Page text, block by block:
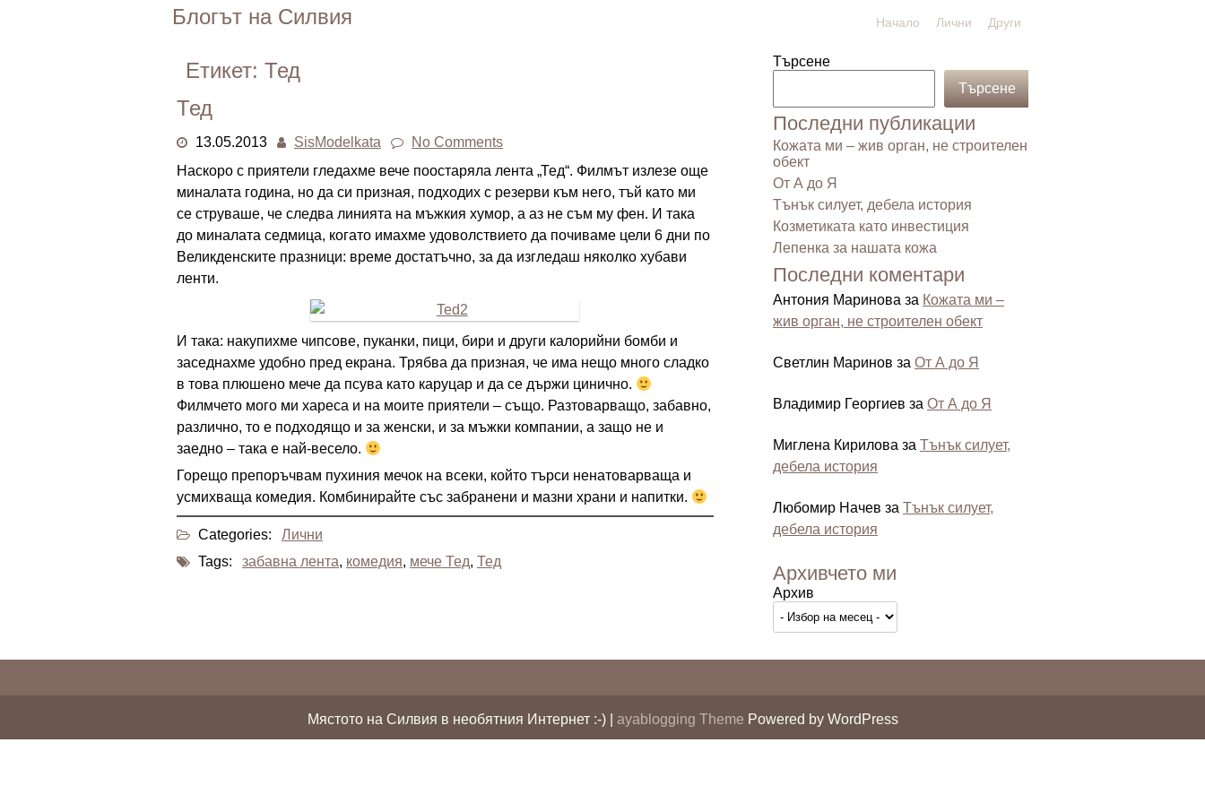
Блогът на Силвия Начало Лични Други
Етикет: Тед
Тед
13.05.2013 SisModelkata
No Comments
Наскоро с приятели гледахме вече поостаряла лента „Тед“. Филмът излезе още
миналата година, но да си призная, подходих с резерви към него, тъй като ми
се струваше, че следва линията на мъжкия хумор, а аз не съм му фен. И така
до миналата седмица, когато имахме удоволствието да почиваме цели 6 дни по
Великденските празници: време достатъчно, за да изгледаш няколко хубави
ленти.
И така: накупихме чипсове, пуканки, пици, бири и други калорийни бомби и
заседнахме удобно пред екрана. Трябва да призная, че има нещо много сладко
в това плюшено мече да псува като каруцар и да се държи цинично.
Филмчето мого ми хареса и на моите приятели – също. Разтоварващо, забавно,
различно, то е подходящо и за женски, и за мъжки компании, а защо не и
заедно – така е най-весело.
Горещо препоръчвам пухиния мечок на всеки, който търси ненатоварваща и
усмихваща комедия. Комбинирайте със забранени и мазни храни и напитки.
Categories:
Лични
Tags:
забавна лента, комедия, мече Тед, Тед
Търсене
Търсене
Последни публикации
Кожата ми – жив орган, не строителен
обект
От А до Я
Тънък силует, дебела история
Козметиката като инвестиция
Лепенка за нашата кожа
Последни коментари
Антония Маринова за Кожата ми –
жив орган, не строителен обект
Светлин Маринов за От А до Я
Владимир Георгиев за От А до Я
Миглена Кирилова за Тънък силует,
дебела история
Любомир Начев за Тънък силует,
дебела история
Архивчето ми
Архив
Мястото на Силвия в необятния Интернет :-) | ayablogging Theme Powered by WordPress